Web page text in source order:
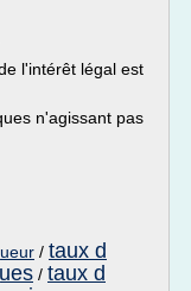
l'intérêt légal est
n'agissant pas
/ taux d
/ taux d